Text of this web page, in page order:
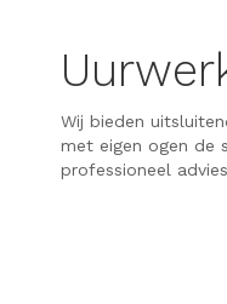
Wij bieden
met eigen ogen de
professioneel